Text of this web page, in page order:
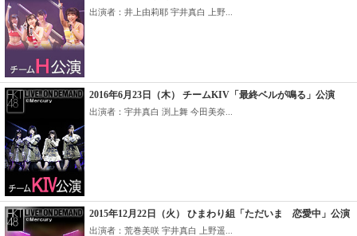
出演者：井上由莉耶 宇井真白 上野...
2016年6月23日（木） チームKIV「最終ベルが鳴る」公演
出演者：宇井真白 渕上舞 今田美奈...
2015年12月22日（火） ひまわり組「ただいま 恋愛中」公演
出演者：荒巻美咲 宇井真白 上野遥...